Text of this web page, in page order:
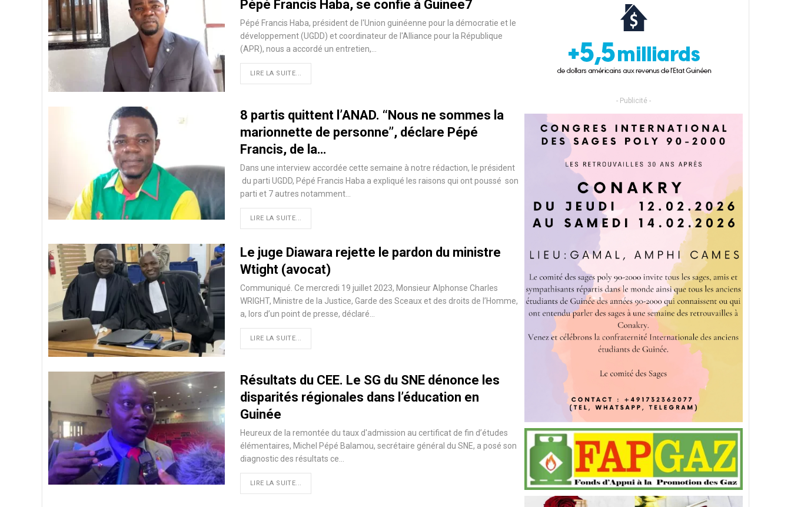
Pépé Francis Haba, se confie à Guinee7
Pépé Francis Haba, président de l'Union guinéenne pour la démocratie et le
développement (UGDD) et coordinateur de l'Alliance pour la République
(APR), nous a accordé un entretien,…
LIRE LA SUITE...
8 partis quittent l’ANAD. ‘‘Nous ne sommes la
marionnette de personne’’, déclare Pépé
Francis, de la…
Dans une interview accordée cette semaine à notre rédaction, le président
du parti UGDD, Pépé Francis Haba a expliqué les raisons qui ont poussé son
parti et 7 autres notamment…
LIRE LA SUITE...
Le juge Diawara rejette le pardon du ministre
Wtight (avocat)
Communiqué. Ce mercredi 19 juillet 2023, Monsieur Alphonse Charles
WRIGHT, Ministre de la Justice, Garde des Sceaux et des droits de l’Homme,
a, lors d’un point de presse, déclaré…
LIRE LA SUITE...
Résultats du CEE. Le SG du SNE dénonce les
disparités régionales dans l’éducation en
Guinée
Heureux de la remontée du taux d'admission au certificat de fin d’études
élémentaires, Michel Pépé Balamou, secrétaire général du SNE, a posé son
diagnostic des résultats ce…
LIRE LA SUITE...
- Publicité -